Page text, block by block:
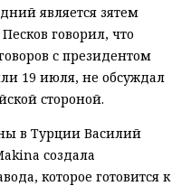
является зятем
говорил, что
с президентом
19 июля, не обсуждал
стороной.
в Турции Василий
создала
которое готовится к